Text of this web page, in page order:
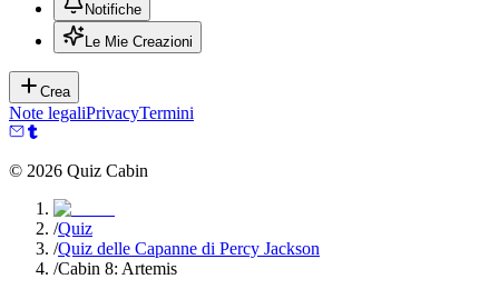
Notifiche
Le Mie Creazioni
Crea
Note legaliPrivacyTermini
© 2026 Quiz Cabin
/Quiz
/Quiz delle Capanne di Percy Jackson
/Cabin 8: Artemis